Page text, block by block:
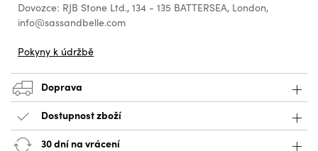
Dovozce: RJB Stone Ltd., 134 - 135 BATTERSEA, London,
info@sassandbelle.com
Pokyny k údržbě
Doprava
Dostupnost zboží
30 dní na vrácení